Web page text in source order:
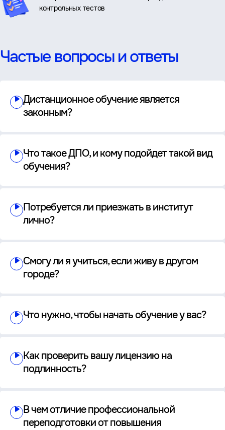
контрольных тестов
Частые вопросы и ответы
Дистанционное обучение является
законным?
Что такое ДПО, и кому подойдет такой вид
обучения?
Потребуется ли приезжать в институт
лично?
Смогу ли я учиться, если живу в другом
городе?
Что нужно, чтобы начать обучение у вас?
Как проверить вашу лицензию на
подлинность?
В чем отличие профессиональной
переподготовки от повышения